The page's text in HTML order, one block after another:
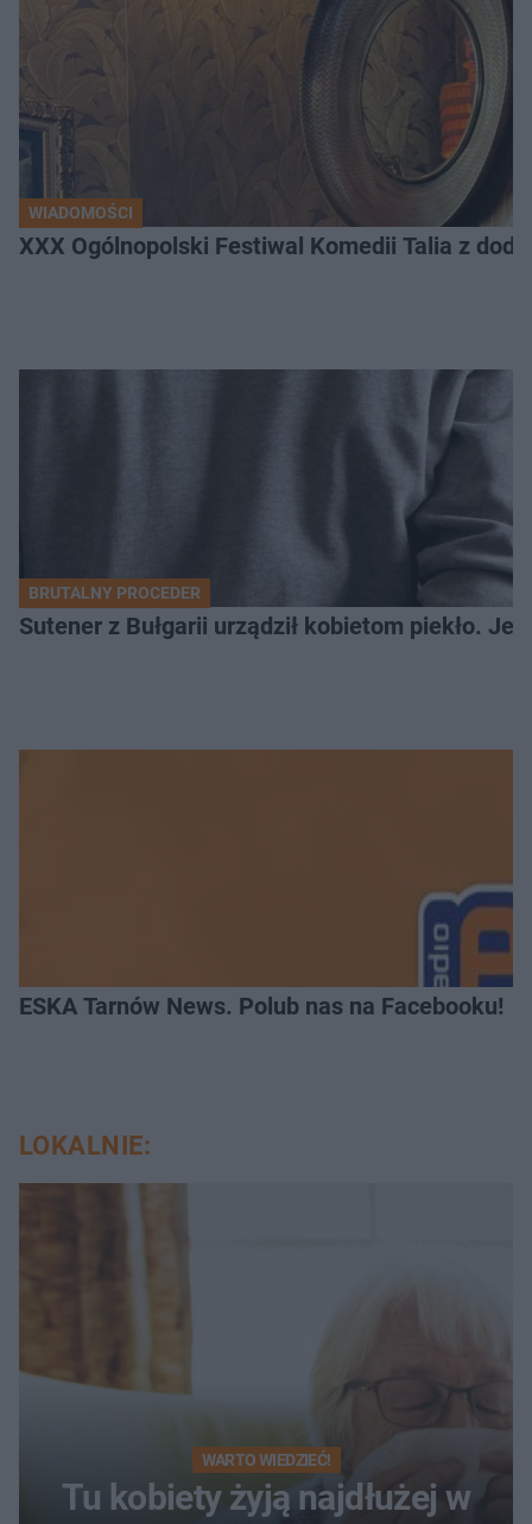
WIADOMOŚCI
XXX Ogólnopolski Festiwal Komedii Talia z
BRUTALNY PROCEDER
Sutener z Bułgarii urządził kobietom piekło.
ESKA Tarnów News. Polub nas na Facebooku!
LOKALNIE:
WARTO WIEDZIEĆ!
Tu kobiety żyją najdłużej w